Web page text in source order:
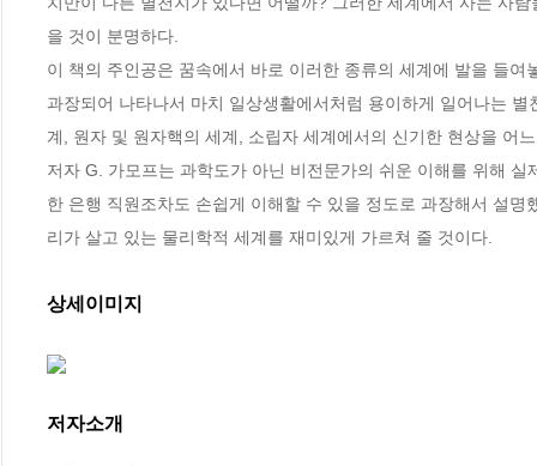
을 것이 분명하다.
이 책의 주인공은 꿈속에서 바로 이러한 종류의 세계에 발을 들
과장되어 나타나서 마치 일상생활에서처럼 용이하게 일어나는
계, 원자 및 원자핵의 세계, 소립자 세계에서의 신기한 현상을 어
저자 G. 가모프는 과학도가 아닌 비전문가의 쉬운 이해를 위해
한 은행 직원조차도 손쉽게 이해할 수 있을 정도로 과장해서 설
리가 살고 있는 물리학적 세계를 재미있게 가르쳐 줄 것이다.
상세이미지
저자소개